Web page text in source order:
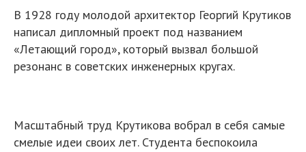
В 1928 году молодой архитектор Георгий Крутиков
написал дипломный проект под названием
«Летающий город», который вызвал большой
резонанс в советских инженерных кругах.
Масштабный труд Крутикова вобрал в себя самые
смелые идеи своих лет. Студента беспокоила